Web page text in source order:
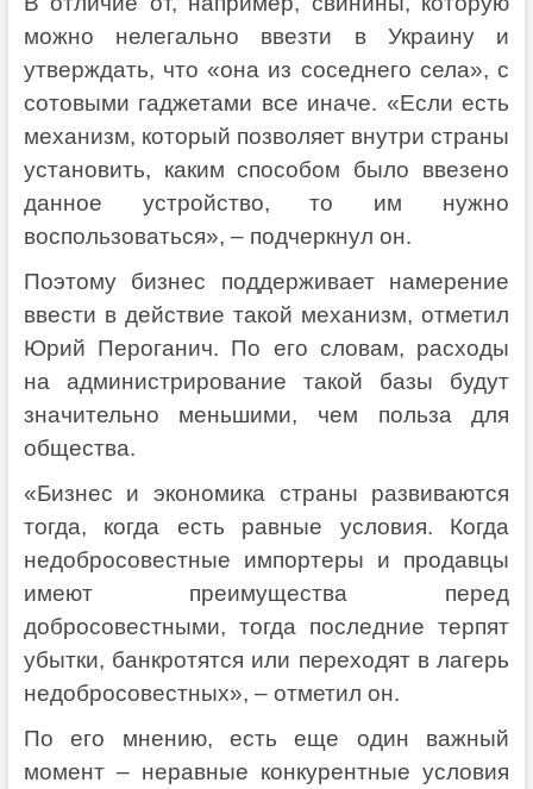
можно нелегально ввезти в Украину и
утверждать, что «она из соседнего села», с
сотовыми гаджетами все иначе. «Если есть
механизм, который позволяет внутри страны
установить, каким способом было ввезено
данное устройство, то им нужно
воспользоваться», – подчеркнул он.
Поэтому бизнес поддерживает намерение
ввести в действие такой механизм, отметил
Юрий Пероганич. По его словам, расходы
на администрирование такой базы будут
значительно меньшими, чем польза для
общества.
«Бизнес и экономика страны развиваются
тогда, когда есть равные условия. Когда
недобросовестные импортеры и продавцы
имеют преимущества перед
добросовестными, тогда последние терпят
убытки, банкротятся или переходят в лагерь
недобросовестных», – отметил он.
По его мнению, есть еще один важный
момент – неравные конкурентные условия